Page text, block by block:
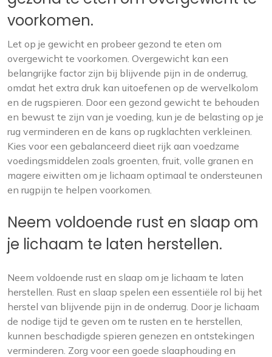
voorkomen.
Let op je gewicht en probeer gezond te eten om
overgewicht te voorkomen. Overgewicht kan een
belangrijke factor zijn bij blijvende pijn in de onderrug,
omdat het extra druk kan uitoefenen op de wervelkolom
en de rugspieren. Door een gezond gewicht te behouden
en bewust te zijn van je voeding, kun je de belasting op je
rug verminderen en de kans op rugklachten verkleinen.
Kies voor een gebalanceerd dieet rijk aan voedzame
voedingsmiddelen zoals groenten, fruit, volle granen en
magere eiwitten om je lichaam optimaal te ondersteunen
en rugpijn te helpen voorkomen.
Neem voldoende rust en slaap om
je lichaam te laten herstellen.
Neem voldoende rust en slaap om je lichaam te laten
herstellen. Rust en slaap spelen een essentiële rol bij het
herstel van blijvende pijn in de onderrug. Door je lichaam
de nodige tijd te geven om te rusten en te herstellen,
kunnen beschadigde spieren genezen en ontstekingen
verminderen. Zorg voor een goede slaaphouding en